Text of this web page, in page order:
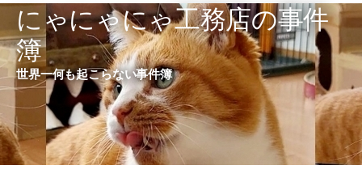
にゃにゃにゃ工務店の事件
簿
世界一何も起こらない事件簿